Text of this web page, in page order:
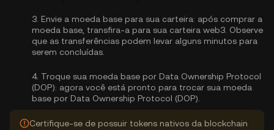
3. Envie a moeda base para sua carteira: após comprar a
moeda base, transfira-a para sua carteira web3. Observe
que as transferências podem levar alguns minutos para
serem concluídas.
4. Troque sua moeda base por Data Ownership Protocol
(DOP): agora você está pronto para trocar sua moeda
base por Data Ownership Protocol (DOP).
Certifique-se de possuir tokens nativos da blockchain